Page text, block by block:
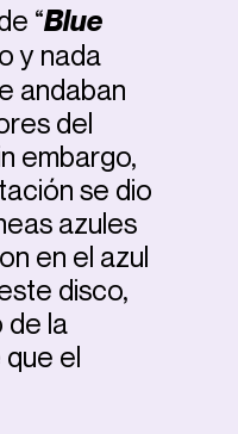
“Blue
y nada
andaban
del
embargo,
se dio
azules
en el azul
disco,
de la
el